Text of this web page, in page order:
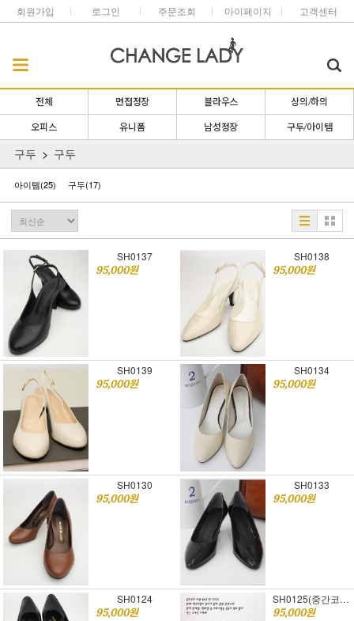
회원가입 로그인 주문조회 마이페이지 고객센터
전체 면접정장 블라우스 상의/하의
오피스 유니폼 남성정장 구두/아이템
구두 구두
아이템(25) 구두(17)
SH0137
95,000원
SH0138
95,000원
SH0139
95,000원
SH0134
95,000원
SH0130
95,000원
SH0133
95,000원
SH0124
95,000원
SH0125(중간코)가보시 추가가능
95,000원